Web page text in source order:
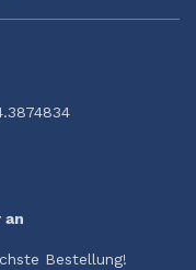
an
Bestellung!